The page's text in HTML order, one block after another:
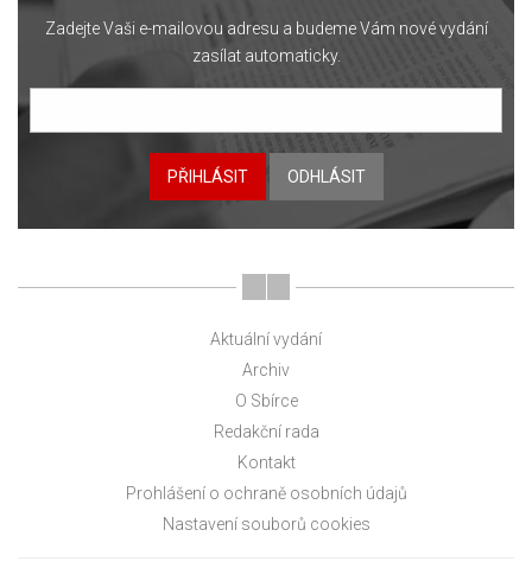
Zadejte Vaši e-mailovou adresu a budeme Vám nové vydání
zasílat automaticky.
PŘIHLÁSIT ODHLÁSIT
Aktuální vydání
Archiv
O Sbírce
Redakční rada
Kontakt
Prohlášení o ochraně osobních údajů
Nastavení souborů cookies